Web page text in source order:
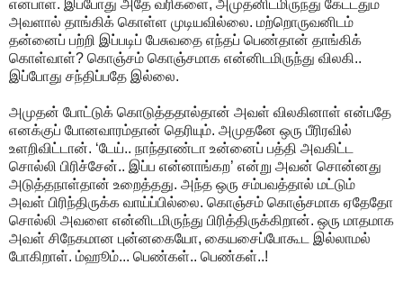
என்பாள். இப்போது அதே வரிகளை, அமுதனிடமிருந்து கேட்டதும்
அவளால் தாங்கிக் கொள்ள முடியவில்லை. மற்றொருவனிடம்
தன்னைப் பற்றி இப்படிப் பேசுவதை எந்தப் பெண்தான் தாங்கிக்
கொள்வாள்? கொஞ்சம் கொஞ்சமாக என்னிடமிருந்து விலகி..
இப்போது சந்திப்பதே இல்லை.
அமுதன் போட்டுக் கொடுத்ததால்தான் அவள் விலகினாள் என்பதே
எனக்குப் போனவாரம்தான் தெரியும். அமுதனே ஒரு பீரிரவில்
உளறிவிட்டான். ‘டேய்.. நாந்தாண்டா உன்னைப் பத்தி அவகிட்ட
சொல்லி பிரிச்சேன்.. இப்ப என்னாங்கற’ என்று அவன் சொன்னது
அடுத்தநாள்தான் உறைத்தது. அந்த ஒரு சம்பவத்தால் மட்டும்
அவள் பிரிந்திருக்க வாய்ப்பில்லை. கொஞ்சம் கொஞ்சமாக ஏதேதோ
சொல்லி அவளை என்னிடமிருந்து பிரித்திருக்கிறான். ஒரு மாதமாக
அவள் சிநேகமான புன்னகையோ, கையசைப்போகூட இல்லாமல்
போகிறாள். ம்ஹூம்... பெண்கள்.. பெண்கள்..!